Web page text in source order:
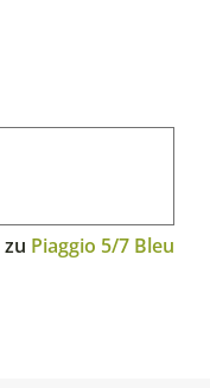
zu Piaggio 5/7 Bleu